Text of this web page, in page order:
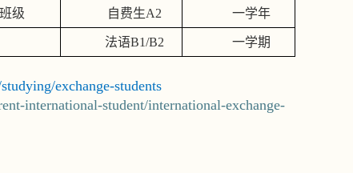
级 自费生A2 一学年
法语B1/B2 一学期
exchange-students
international-student/international-exchange-